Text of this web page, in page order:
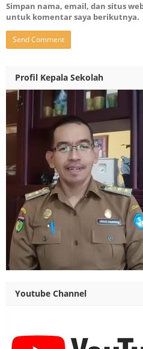
Simpan nama, email, dan situs
untuk komentar saya berikutnya.
Profil Kepala Sekolah
Youtube Channel